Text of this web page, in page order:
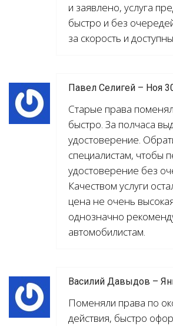
и заявлено, услуга
быстро и без
за скорость и
Павел Селигей – Ноя
Старые права
быстро. За полчаса
удостоверение.
специалистам, чтобы
удостоверение без
Качеством услуги
цена не очень
однозначно
автомобилистам.
Василий Давыдов –
Поменяли права по
действия, быстро